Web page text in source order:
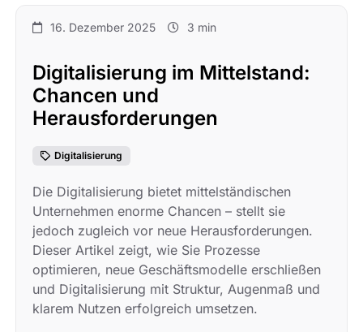
16. Dezember 2025 3 min
Digitalisierung im Mittelstand:
Chancen und
Herausforderungen
Digitalisierung
Die Digitalisierung bietet mittelständischen
Unternehmen enorme Chancen – stellt sie
jedoch zugleich vor neue Herausforderungen.
Dieser Artikel zeigt, wie Sie Prozesse
optimieren, neue Geschäftsmodelle erschließen
und Digitalisierung mit Struktur, Augenmaß und
klarem Nutzen erfolgreich umsetzen.